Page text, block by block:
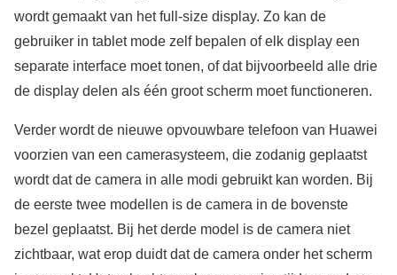
wordt gemaakt van het full-size display. Zo kan de
gebruiker in tablet mode zelf bepalen of elk display een
separate interface moet tonen, of dat bijvoorbeeld alle drie
de display delen als één groot scherm moet functioneren.
Verder wordt de nieuwe opvouwbare telefoon van Huawei
voorzien van een camerasysteem, die zodanig geplaatst
wordt dat de camera in alle modi gebruikt kan worden. Bij
de eerste twee modellen is de camera in de bovenste
bezel geplaatst. Bij het derde model is de camera niet
zichtbaar, wat erop duidt dat de camera onder het scherm